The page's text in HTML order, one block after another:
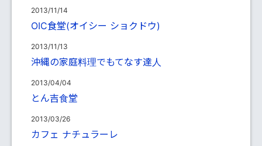
2013/11/14
OIC食堂(オイシー ショクドウ)
2013/11/13
沖縄の家庭料理でもてなす達人
2013/04/04
とん吉食堂
2013/03/26
カフェ ナチュラーレ